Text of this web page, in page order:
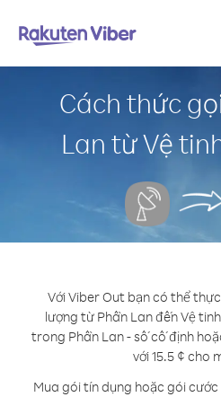
Cách thức
Lan từ Vệ
Với Viber Out bạn có thể
lượng từ Phần Lan đến Vệ
trong Phần Lan - số cố định
với 15.5 ¢ cho
Mua gói tín dụng hoặc gói